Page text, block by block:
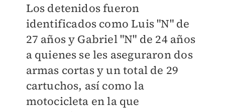
Los detenidos fueron
identificados como Luis "N" de
27 años y Gabriel "N" de 24 años
a quienes se les aseguraron dos
armas cortas y un total de 29
cartuchos, así como la
motocicleta en la que